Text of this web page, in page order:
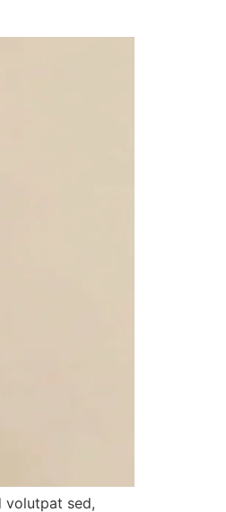
volutpat sed,